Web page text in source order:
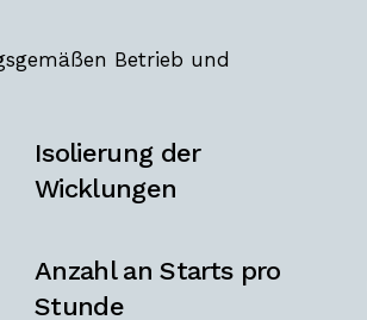
Betrieb und
Isolierung der
Wicklungen
Anzahl an Starts pro
Stunde